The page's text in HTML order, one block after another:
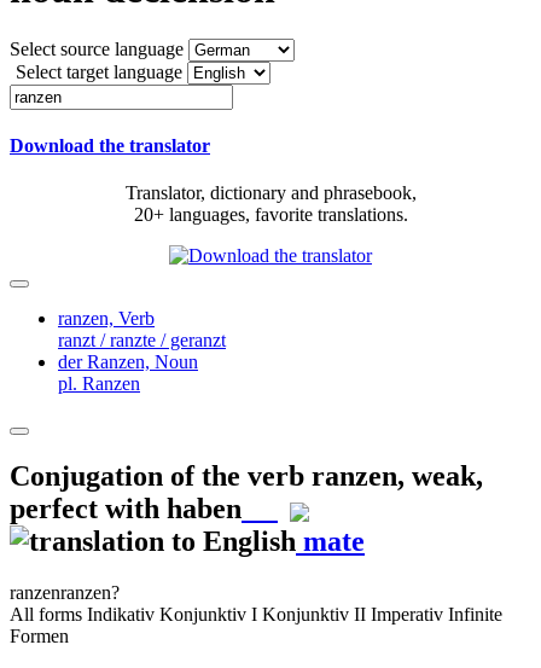
Select source language
Select target language
Download the translator
Translator, dictionary and phrasebook,
20+ languages, favorite translations.
ranzen, Verb
ranzt / ranzte / geranzt
der Ranzen, Noun
pl. Ranzen
Conjugation of the verb ranzen, weak,
perfect with haben
mate
ranzenranzen?
All forms Indikativ Konjunktiv I Konjunktiv II Imperativ Infinite
Formen